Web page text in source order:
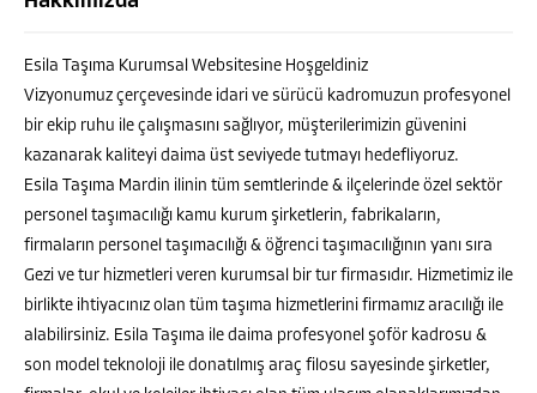
Esila Taşıma Kurumsal Websitesine Hoşgeldiniz
Vizyonumuz çerçevesinde idari ve sürücü kadromuzun profesyonel
bir ekip ruhu ile çalışmasını sağlıyor, müşterilerimizin güvenini
kazanarak kaliteyi daima üst seviyede tutmayı hedefliyoruz.
Esila Taşıma Mardin ilinin tüm semtlerinde & ilçelerinde özel sektör
personel taşımacılığı kamu kurum şirketlerin, fabrikaların,
firmaların personel taşımacılığı & öğrenci taşımacılığının yanı sıra
Gezi ve tur hizmetleri veren kurumsal bir tur firmasıdır. Hizmetimiz ile
birlikte ihtiyacınız olan tüm taşıma hizmetlerini firmamız aracılığı ile
alabilirsiniz. Esila Taşıma ile daima profesyonel şoför kadrosu &
son model teknoloji ile donatılmış araç filosu sayesinde şirketler,
MURAT ALATAŞ